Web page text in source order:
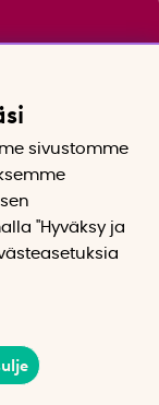
sivustomme
"Hyväksy ja